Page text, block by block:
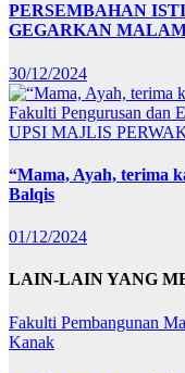
PERSEMBAHAN
GEGARKAN
30/12/2024
Fakulti Pengurusan dan
UPSI MAJLIS
“Mama, Ayah, terima
Balqis
01/12/2024
LAIN-LAIN YANG
Fakulti Pembangunan
Kanak